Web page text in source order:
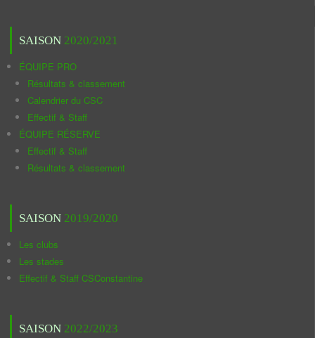
SAISON 2020/2021
ÉQUIPE PRO
Résultats & classement
Calendrier du CSC
Effectif & Staff
ÉQUIPE RÉSERVE
Effectif & Staff
Résultats & classement
SAISON 2019/2020
Les clubs
Les stades
Effectif & Staff CSConstantine
SAISON 2022/2023